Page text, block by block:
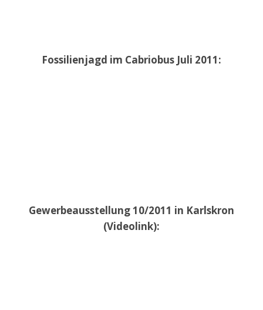
Fossilienjagd im Cabriobus Juli 2011:
Gewerbeausstellung 10/2011 in Karlskron
(Videolink):